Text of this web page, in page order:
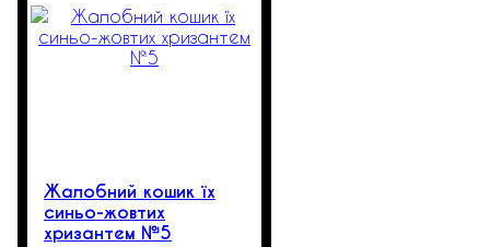
Жалобний кошик їх
синьо-жовтих
хризантем №5